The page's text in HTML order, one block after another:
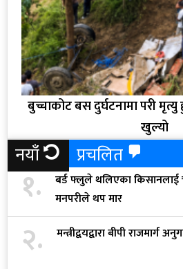
बुच्चाकोट बस दुर्घटनामा परी
खुल्यो
नयाँ प्रचलित
१.
बर्ड फ्लुले थलिएका किसानलाई
मनपरीले थप मार
२. मन्त्रीद्वयद्वारा बीपी राजमार्ग